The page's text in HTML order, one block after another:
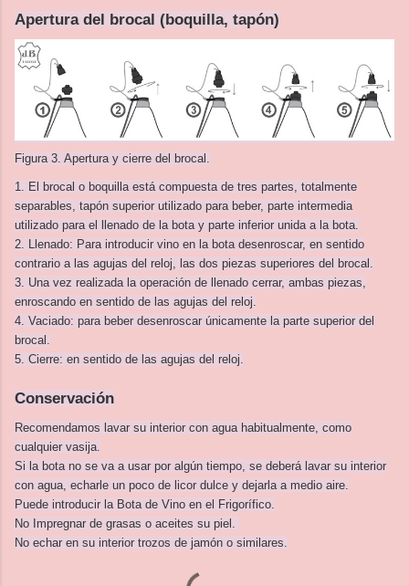
Apertura del brocal (boquilla, tapón)
Figura 3. Apertura y cierre del brocal.
1. El brocal o boquilla está compuesta de tres partes, totalmente
separables, tapón superior utilizado para beber, parte intermedia
utilizado para el llenado de la bota y parte inferior unida a la bota.
2. Llenado: Para introducir vino en la bota desenroscar, en sentido
contrario a las agujas del reloj, las dos piezas superiores del brocal.
3. Una vez realizada la operación de llenado cerrar, ambas piezas,
enroscando en sentido de las agujas del reloj.
4. Vaciado: para beber desenroscar únicamente la parte superior del
brocal.
5. Cierre: en sentido de las agujas del reloj.
Conservación
Recomendamos lavar su interior con agua habitualmente, como
cualquier vasija.
Si la bota no se va a usar por algún tiempo, se deberá lavar su interior
con agua, echarle un poco de licor dulce y dejarla a medio aire.
Puede introducir la Bota de Vino en el Frigorífico.
No Impregnar de grasas o aceites su piel.
No echar en su interior trozos de jamón o similares.